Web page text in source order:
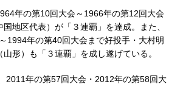
年の第10回大会～1966年の第12回大会
地区代表）が「３連覇」を達成。また、
1994年の第40回大会まで好投手・大村明
形）も「３連覇」を成し遂げている。
2011年の第57回大会・2012年の第58回大